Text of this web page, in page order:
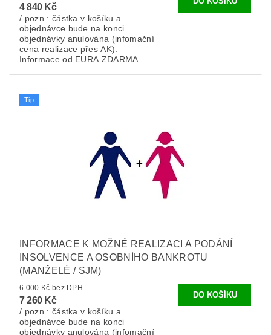
4 840 Kč
/ pozn.: částka v košíku a
objednávce bude na konci
objednávky anulována (infomační
cena realizace přes AK).
Informace od EURA ZDARMA
Tip
INFORMACE K MOŽNÉ REALIZACI A PODÁNÍ
INSOLVENCE A OSOBNÍHO BANKROTU
(MANŽELÉ / SJM)
6 000 Kč bez DPH
7 260 Kč
/ pozn.: částka v košíku a
objednávce bude na konci
objednávky anulována (infomační